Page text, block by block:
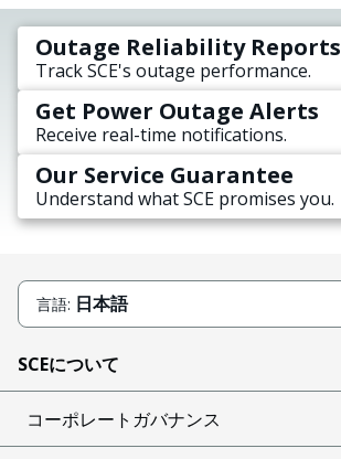
Outage Reliability Reports
Track SCE's outage performance.
Get Power Outage Alerts
Receive real-time notifications.
Our Service Guarantee
Understand what SCE promises you.
言語: 日本語
SCEについて
コーポレートガバナンス